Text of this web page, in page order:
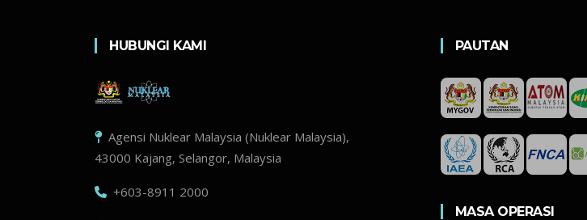
HUBUNGI KAMI
Agensi Nuklear Malaysia (Nuklear Malaysia),
43000 Kajang, Selangor, Malaysia
+603-8911 2000
PAUTAN
MASA OPERASI